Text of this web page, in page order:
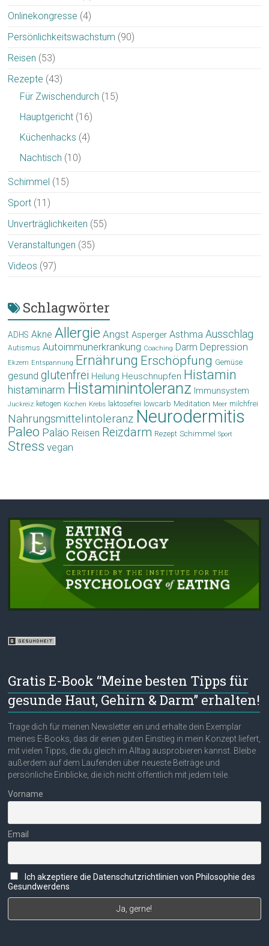
Onlinekongresse (4)
Persönlichkeitswachstum (90)
Reisen (53)
Rezepte (43)
Für Zwischendurch (15)
Hauptgericht (16)
Küchenhacks (4)
Nachtisch (10)
Schimmel (15)
Sport (11)
Unverträglichkeiten (55)
Veranstaltungen (35)
Videos (97)
Schlagwörter
ADHS Akne Allergie Angst Asperger Asthma Ausschlag
Autismus Autoimmunerkrankung Coaching Darm Depression
Ekzem Entspannung Ernährung Erschöpfung Gemüse
gesund glutenfrei Heilung Heuschnupfen Histamin
histaminarm Histaminintoleranz Immunsystem
Juckreiz ketogen Kochen Krebs laktosefrei lowcarb Meditation Meer milchfrei
Nahrungsmittelintoleranz Neurodermitis
Paleo Paläo Reisen Reizdarm Rezept Schimmel Sport
Stress vegan
Gratis E-Book “Meine besten Tipps für
gesunde Haut, Gehirn & Darm” erhalten!
Trage dich für meinen Newsletter ein und erhalte dein Exemplar
meines E-Books, das dir einen guten Einstieg in mein Konzept liefert,
mit vielen Tipps, die du gleich im Alltag ausprobieren kannst. Bleibe
außerdem auf dem Laufenden über neueste Beiträge und
persönliche Einblicke, die ich nicht öffentlich mit jedem teile.
Vorname
Email
Ich akzeptiere die Datenschutzrichtlinien von Philosophie des
Gesundwerdens